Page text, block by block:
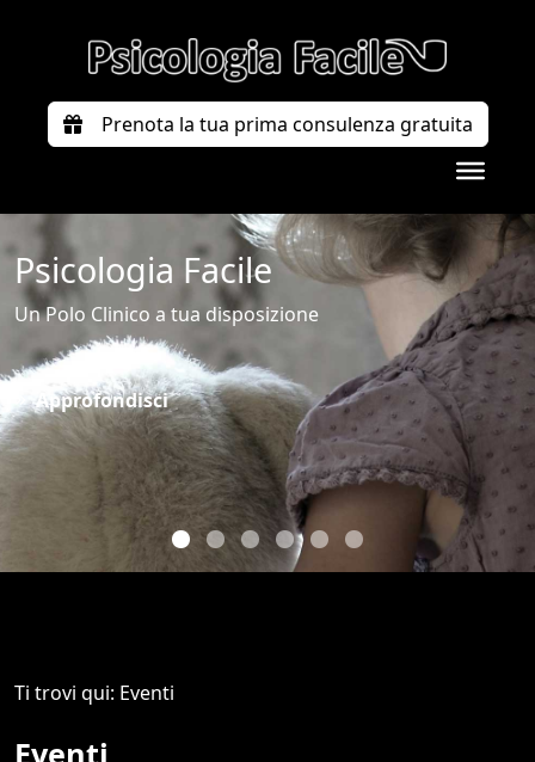
Prenota la tua prima consulenza gratuita
Psicologia Facile
Un Polo Clinico a tua disposizione
Approfondisci
Ti trovi qui: Eventi
Eventi